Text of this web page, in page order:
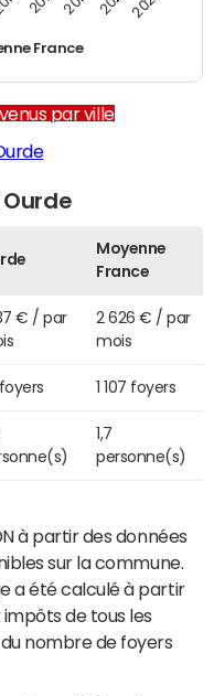
France
par ville
Moyenne
France
€ / par
2 626 € / par
mois
1 107 foyers
1,7
personne(s)
à partir des données
sur la commune.
a été calculé à partir
de tous les
nombre de foyers